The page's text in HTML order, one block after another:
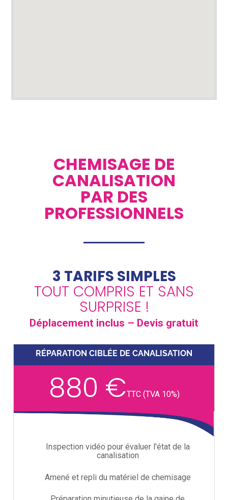
CHEMISAGE DE
CANALISATION
PAR DES
PROFESSIONNELS
3 TARIFS SIMPLES
TOUT COMPRIS ET SANS
SURPRISE !
Déplacement inclus – Devis gratuit
RÉPARATION CIBLÉE DE CANALISATION
880 €TTC (TVA 10%)
Inspection vidéo pour évaluer l'état de la
canalisation
Amené et repli du matériel de chemisage